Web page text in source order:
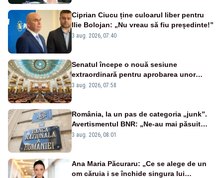
Ciprian Ciucu ține culoarul liber pentru
Ilie Bolojan: „Nu vreau să fiu președinte!”
3 aug. 2026, 07:40
Senatul începe o nouă sesiune
extraordinară pentru aprobarea unor
jaloane din PNRR
3 aug. 2026, 07:58
România, la un pas de categoria „junk”.
Avertismentul BNR: „Ne-au mai păsuit
pentru câteva luni”
3 aug. 2026, 08:01
Ana Maria Păcuraru: „Ce se alege de un
om căruia i se închide singura lui